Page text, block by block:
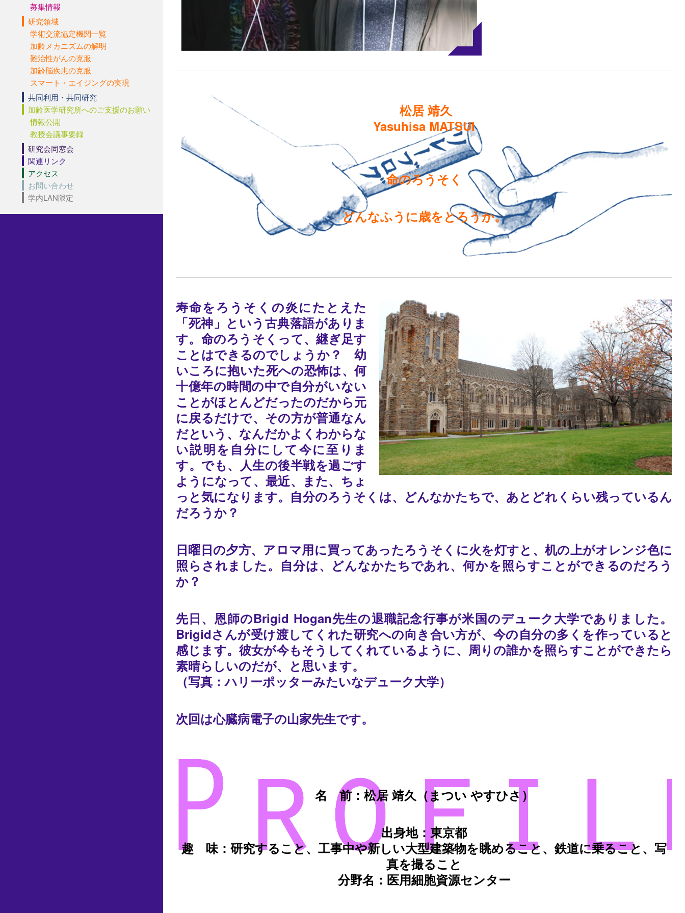
松居 靖久
Yasuhisa MATSUI
命のろうそく
どんなふうに歳をとろうか。
寿命をろうそくの炎にたとえた
「死神」という古典落語がありま
す。命のろうそくって、継ぎ足す
ことはできるのでしょうか？ 幼
いころに抱いた死への恐怖は、何
十億年の時間の中で自分がいない
ことがほとんどだったのだから元
に戻るだけで、その方が普通なん
だという、なんだかよくわからな
い説明を自分にして今に至りま
す。でも、人生の後半戦を過ごす
ようになって、最近、また、ちょ
っと気になります。自分のろうそくは、どんなかたちで、あとどれくらい残っているん
だろうか？
日曜日の夕方、アロマ用に買ってあったろうそくに火を灯すと、机の上がオレンジ色に
照らされました。自分は、どんなかたちであれ、何かを照らすことができるのだろう
か？
先日、恩師のBrigid Hogan先生の退職記念行事が米国のデューク大学でありました。
Brigidさんが受け渡してくれた研究への向き合い方が、今の自分の多くを作っていると
感じます。彼女が今もそうしてくれているように、周りの誰かを照らすことができたら
素晴らしいのだが、と思います。
（写真：ハリーポッターみたいなデューク大学）
次回は心臓病電子の山家先生です。
名 前：松居 靖久（まつい やすひさ）
出身地：東京都
趣 味：研究すること、工事中や新しい大型建築物を眺めること、鉄道に乗ること、写
真を撮ること
分野名：医用細胞資源センター
募集情報
研究領域
学術交流協定機関一覧
加齢メカニズムの解明
難治性がんの克服
加齢脳疾患の克服
スマート・エイジングの実現
共同利用・共同研究
加齢医学研究所へのご支援のお願い
情報公開
教授会議事要録
研究会同窓会
関連リンク
アクセス
お問い合わせ
学内LAN限定